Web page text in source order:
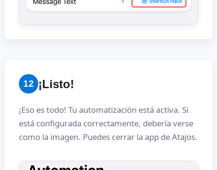
12 ¡Listo!
¡Eso es todo! Tu automatización está activa. Si
está configurada correctamente, debería verse
como la imagen. Puedes cerrar la app de Atajos.